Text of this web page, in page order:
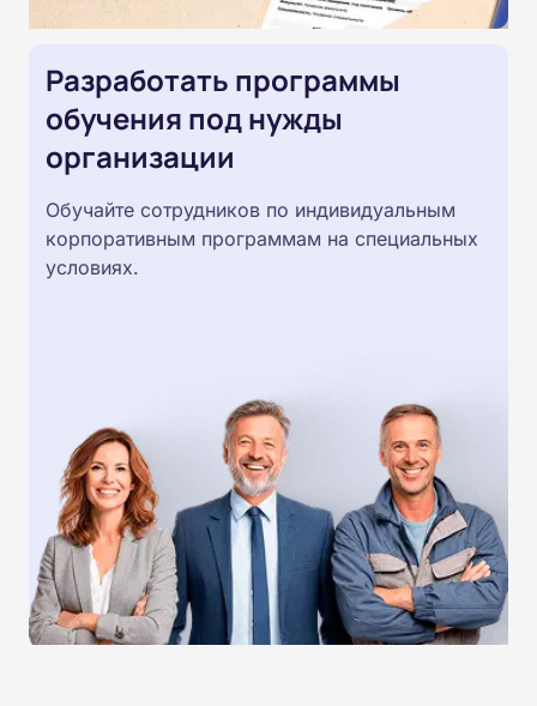
Разработать программы
обучения под нужды
организации
Обучайте сотрудников по индивидуальным
корпоративным программам на специальных
условиях.